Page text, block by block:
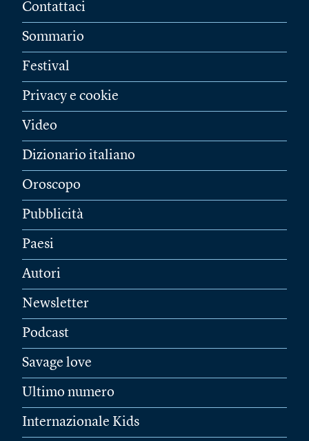
Contattaci
Sommario
Festival
Privacy e cookie
Video
Dizionario italiano
Oroscopo
Pubblicità
Paesi
Autori
Newsletter
Podcast
Savage love
Ultimo numero
Internazionale Kids